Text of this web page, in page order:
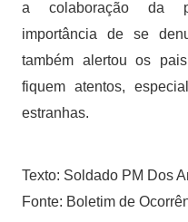
a colaboração da
importância de se
também alertou os
fiquem atentos,
estranhas.
Texto: Soldado PM Dos
Fonte: Boletim de